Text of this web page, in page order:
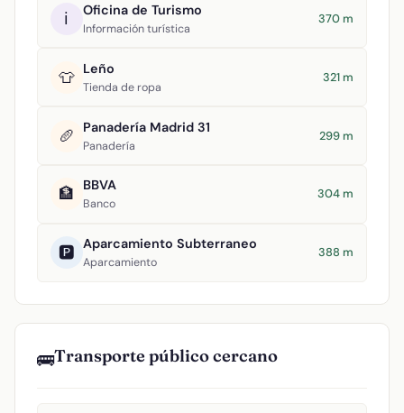
ℹ️ Oficina de Turismo
Información turística
370 m
👕 Leño
Tienda de ropa
321 m
🥖 Panadería Madrid 31
Panadería
299 m
🏦 BBVA
Banco
304 m
🅿️ Aparcamiento Subterraneo
Aparcamiento
388 m
🚌Transporte público cercano